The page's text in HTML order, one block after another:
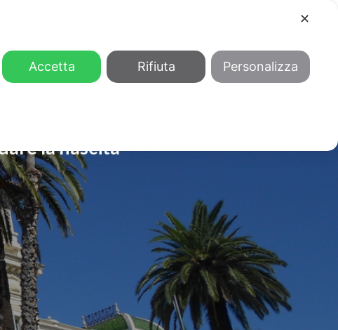
la nascita
✕
Accetta Rifiuta Personalizza